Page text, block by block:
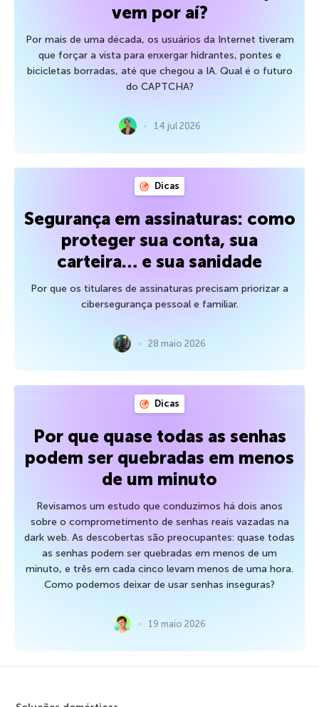
vem por aí?
Por mais de uma década, os usuários da Internet tiveram
que forçar a vista para enxergar hidrantes, pontes e
bicicletas borradas, até que chegou a IA. Qual é o futuro
do CAPTCHA?
14 jul 2026
Dicas
Segurança em assinaturas: como
proteger sua conta, sua
carteira… e sua sanidade
Por que os titulares de assinaturas precisam priorizar a
cibersegurança pessoal e familiar.
28 maio 2026
Dicas
Por que quase todas as senhas
podem ser quebradas em menos
de um minuto
Revisamos um estudo que conduzimos há dois anos
sobre o comprometimento de senhas reais vazadas na
dark web. As descobertas são preocupantes: quase todas
as senhas podem ser quebradas em menos de um
minuto, e três em cada cinco levam menos de uma hora.
Como podemos deixar de usar senhas inseguras?
19 maio 2026